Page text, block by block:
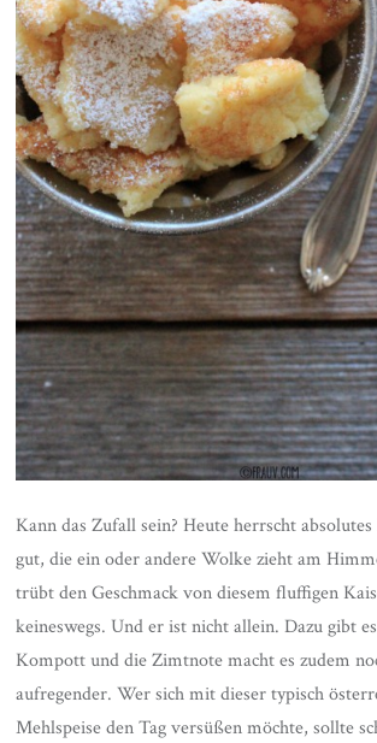
Kann das Zufall sein? Heute herrscht
gut, die ein oder andere Wolke zieht am
trübt den Geschmack von diesem fluffigen
keineswegs. Und er ist nicht allein. Dazu gibt
Kompott und die Zimtnote macht es zudem
aufregender. Wer sich mit dieser typisch
Mehlspeise den Tag versüßen möchte, sollte